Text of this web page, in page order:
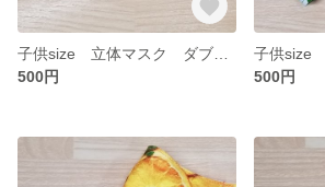
500円
500円